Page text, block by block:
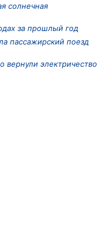
солнечная
за прошлый год
пассажирский поезд
электричество